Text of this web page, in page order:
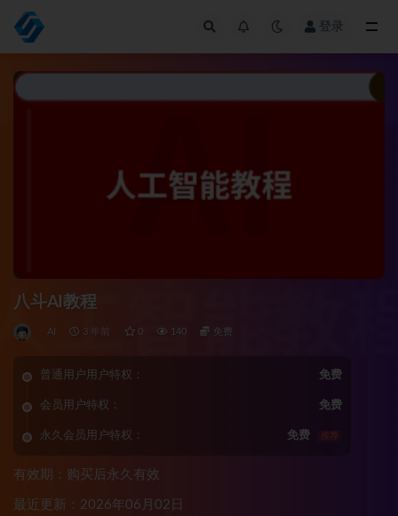
登录
八斗AI教程
AI 3 年前 0 140 免费
普通用户用户特权： 免费
会员用户特权： 免费
永久会员用户特权： 免费 推荐
有效期：购买后永久有效
最近更新：2026年06月02日